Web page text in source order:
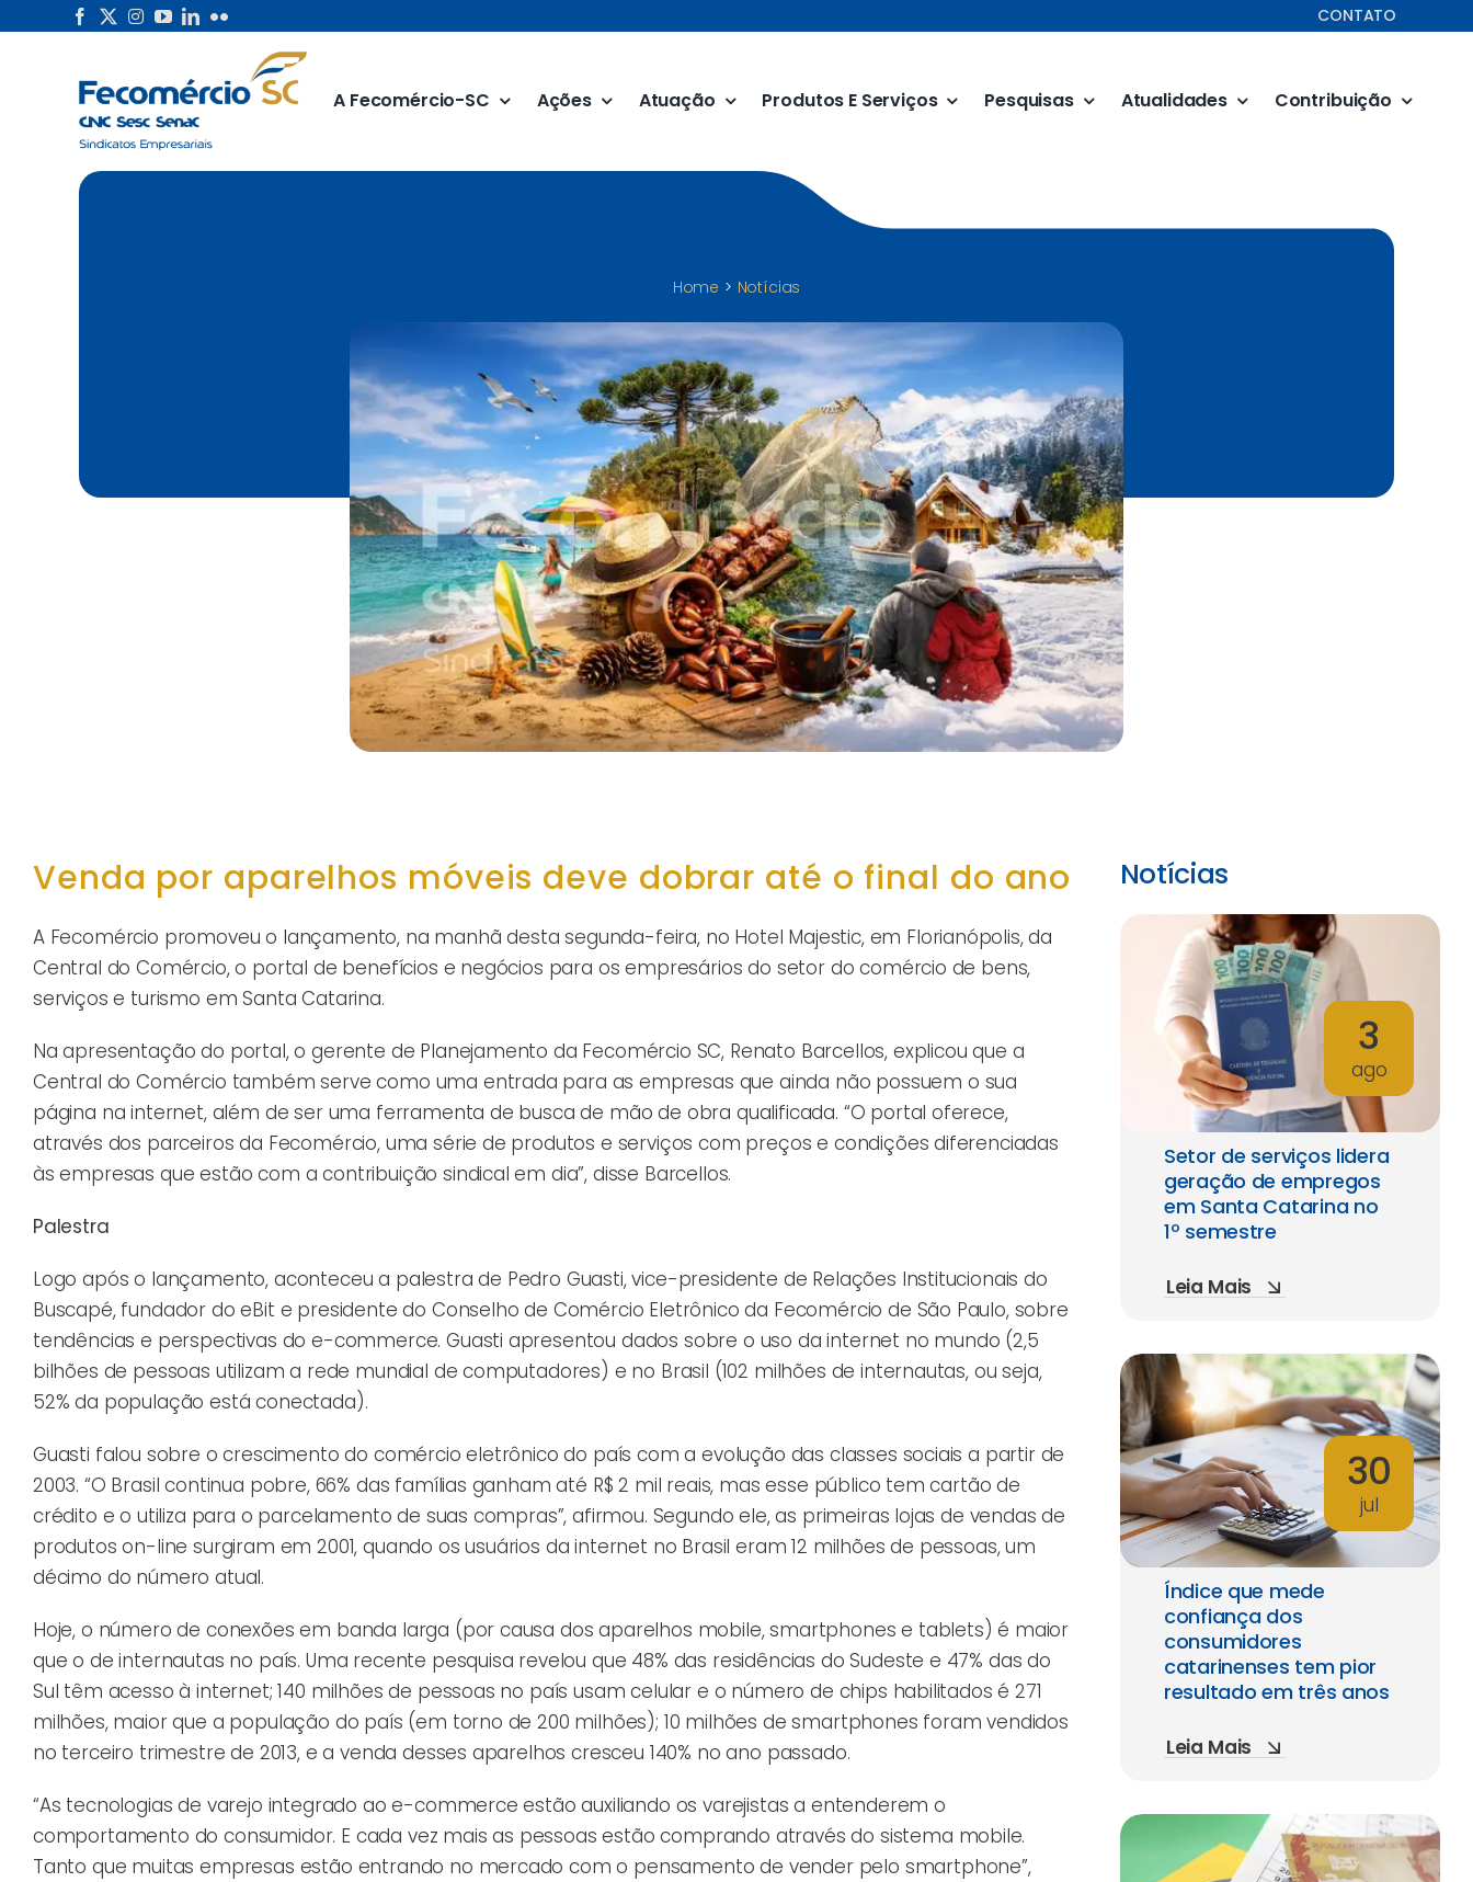
CONTATO
A Fecomércio-SC Ações Atuação Produtos E Serviços Pesquisas Atualidades Contribuição
Home Notícias
Venda por aparelhos móveis deve dobrar até o final do ano
A Fecomércio promoveu o lançamento, na manhã desta segunda-feira, no Hotel Majestic, em Florianópolis, da
Central do Comércio, o portal de benefícios e negócios para os empresários do setor do comércio de bens,
serviços e turismo em Santa Catarina.
Na apresentação do portal, o gerente de Planejamento da Fecomércio SC, Renato Barcellos, explicou que a
Central do Comércio também serve como uma entrada para as empresas que ainda não possuem o sua
página na internet, além de ser uma ferramenta de busca de mão de obra qualificada. “O portal oferece,
através dos parceiros da Fecomércio, uma série de produtos e serviços com preços e condições diferenciadas
às empresas que estão com a contribuição sindical em dia”, disse Barcellos.
Palestra
Logo após o lançamento, aconteceu a palestra de Pedro Guasti, vice-presidente de Relações Institucionais do
Buscapé, fundador do eBit e presidente do Conselho de Comércio Eletrônico da Fecomércio de São Paulo, sobre
tendências e perspectivas do e-commerce. Guasti apresentou dados sobre o uso da internet no mundo (2,5
bilhões de pessoas utilizam a rede mundial de computadores) e no Brasil (102 milhões de internautas, ou seja,
52% da população está conectada).
Guasti falou sobre o crescimento do comércio eletrônico do país com a evolução das classes sociais a partir de
2003. “O Brasil continua pobre, 66% das famílias ganham até R$ 2 mil reais, mas esse público tem cartão de
crédito e o utiliza para o parcelamento de suas compras”, afirmou. Segundo ele, as primeiras lojas de vendas de
produtos on-line surgiram em 2001, quando os usuários da internet no Brasil eram 12 milhões de pessoas, um
décimo do número atual.
Hoje, o número de conexões em banda larga (por causa dos aparelhos mobile, smartphones e tablets) é maior
que o de internautas no país. Uma recente pesquisa revelou que 48% das residências do Sudeste e 47% das do
Sul têm acesso à internet; 140 milhões de pessoas no país usam celular e o número de chips habilitados é 271
milhões, maior que a população do país (em torno de 200 milhões); 10 milhões de smartphones foram vendidos
no terceiro trimestre de 2013, e a venda desses aparelhos cresceu 140% no ano passado.
“As tecnologias de varejo integrado ao e-commerce estão auxiliando os varejistas a entenderem o
comportamento do consumidor. E cada vez mais as pessoas estão comprando através do sistema mobile.
Tanto que muitas empresas estão entrando no mercado com o pensamento de vender pelo smartphone”,
Notícias
3
ago
Setor de serviços lidera
geração de empregos
em Santa Catarina no
1º semestre
Leia Mais
30
jul
Índice que mede
confiança dos
consumidores
catarinenses tem pior
resultado em três anos
Leia Mais